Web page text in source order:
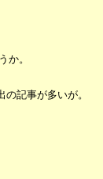
か。
記事が多いが。